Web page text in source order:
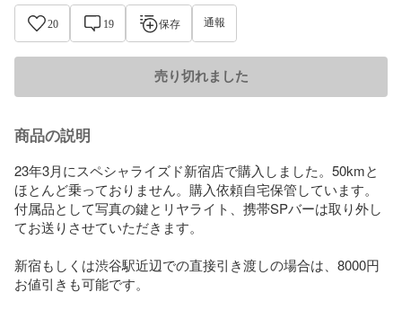
20 19 保存 通報
売り切れました
商品の説明
23年3月にスペシャライズド新宿店で購入しました。50kmと
ほとんど乗っておりません。購入依頼自宅保管しています。
付属品として写真の鍵とリヤライト、携帯SPバーは取り外し
てお送りさせていただきます。
新宿もしくは渋谷駅近辺での直接引き渡しの場合は、8000円
お値引きも可能です。